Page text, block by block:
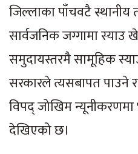
जिल्लाका पाँचवटै
सार्वजनिक जग्गामा स्याउ
समुदायस्तरमै सामूहिक
सरकारले त्यसबापत पाउने
विपद् जोखिम
देखिएको छ।